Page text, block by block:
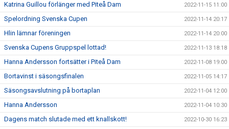
Katrina Guillou förlänger med Piteå Dam 2022-11-15 11:00
Spelordning Svenska Cupen 2022-11-14 20:17
Hlin lämnar föreningen 2022-11-14 20:00
Svenska Cupens Gruppspel lottad! 2022-11-13 18:18
Hanna Andersson fortsätter i Piteå Dam 2022-11-08 19:00
Bortavinst i säsongsfinalen 2022-11-05 14:17
Säsongsavslutning på bortaplan 2022-11-04 12:00
Hanna Andersson 2022-11-04 10:30
Dagens match slutade med ett knallskott! 2022-10-30 16:23